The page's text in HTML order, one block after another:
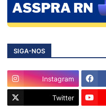
SIGA-NOS
Instagram
Twitter